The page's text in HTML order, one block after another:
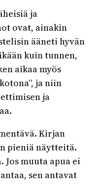
ja
ovat, ainakin
ääneti hyvän
kuin tunnen,
aikaa myös
ja niin
ja
Kirjan
pieniä näytteitä.
Jos muuta apua ei
sen antavat